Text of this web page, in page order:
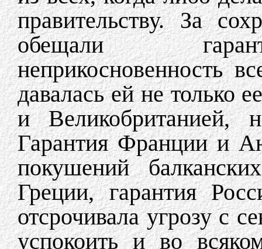
правительству. За
обещали
неприкосновенность
давалась ей не только
и
Гарантия Франции и
покушений
Греции, гарантия
отсрочивала угрозу с
успокоить и во